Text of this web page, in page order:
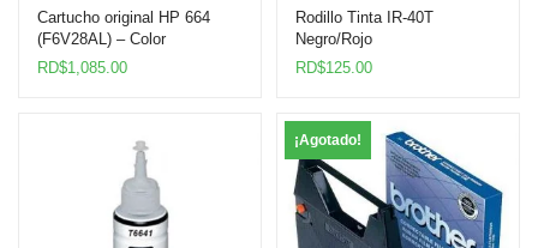
Cartucho original HP 664
(F6V28AL) – Color
RD$1,085.00
Rodillo Tinta IR-40T
Negro/Rojo
RD$125.00
¡Agotado!